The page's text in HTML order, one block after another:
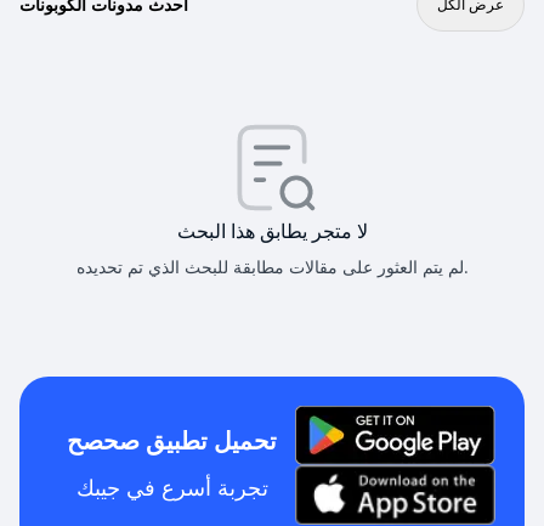
عرض الكل
لا متجر يطابق هذا البحث
لم يتم العثور على مقالات مطابقة للبحث الذي تم تحديده.
تحميل تطبيق صحصح
تجربة أسرع في جيبك